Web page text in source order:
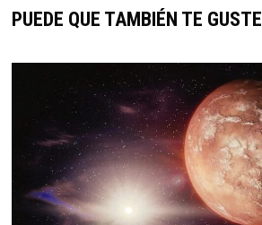
PUEDE QUE TAMBIÉN TE GUSTE